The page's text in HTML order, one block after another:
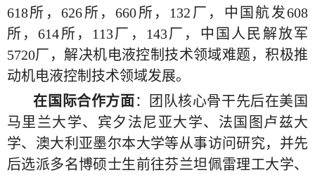
618所，626所，660所， 132 厂，中国航发608
所，614所， 113厂， 143厂，中国人民解放军
5720厂，解决机电液控制技术领域难题，积极推
动机电液控制技术领域发展。
在国际合作方面：团队核心骨干先后在美国
马里兰大学、宾夕法尼亚大学、法国图卢兹大
学、澳大利亚墨尔本大学等从事访问研究，并先
后选派多名博硕士生前往芬兰坦佩雷理工大学、